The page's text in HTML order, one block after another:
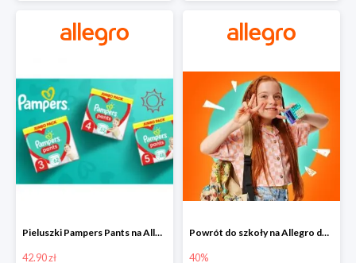
Pieluszki Pampers Pants na Allegro od 42,90 zł
42.90 zł
Powrót do szkoły na Allegro do -40%
40%